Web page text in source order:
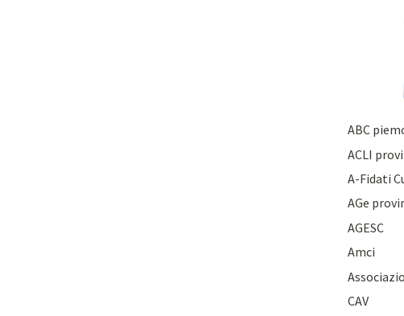
ABC
ACLI
A-Fidati
AGe
AGESC
Amci
CAV